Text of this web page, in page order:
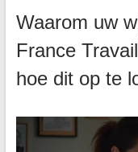
Waarom uw
France
hoe dit op te